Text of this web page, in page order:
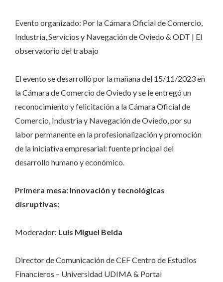
Evento organizado: Por la Cámara Oficial de Comercio,
Industria, Servicios y Navegación de Oviedo & ODT | El
observatorio del trabajo
El evento se desarrolló por la mañana del 15/11/2023 en
la Cámara de Comercio de Oviedo y se le entregó un
reconocimiento y felicitación a la Cámara Oficial de
Comercio, Industria y Navegación de Oviedo, por su
labor permanente en la profesionalización y promoción
de la iniciativa empresarial: fuente principal del
desarrollo humano y económico.
Primera mesa: Innovación y tecnológicas
disruptivas:
Moderador: Luis Miguel Belda
Director de Comunicación de CEF Centro de Estudios
Financieros – Universidad UDIMA & Portal